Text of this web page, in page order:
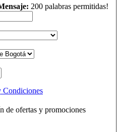
200 palabras permitidas!
Condiciones
de ofertas y promociones